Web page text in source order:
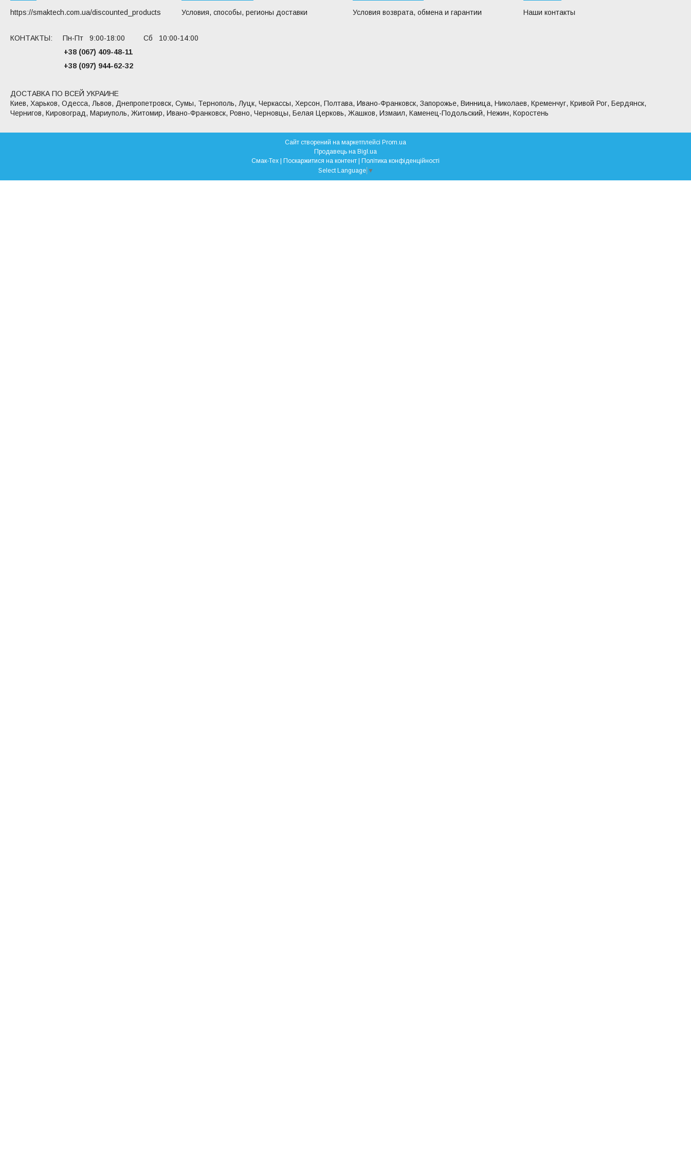
https://smaktech.com.ua/discounted_products Условия, способы, регионы доставки Условия возврата, обмена и гарантии Наши контакты
КОНТАКТЫ: Пн-Пт 9:00-18:00 Сб 10:00-14:00
+38 (067) 409-48-11
+38 (097) 944-62-32
ДОСТАВКА ПО ВСЕЙ УКРАИНЕ
Киев, Харьков, Одесса, Львов, Днепропетровск, Сумы, Тернополь, Луцк, Черкассы, Херсон, Полтава, Ивано-Франковск, Запорожье, Винница, Николаев, Кременчуг, Кривой Рог, Бердянск,
Чернигов, Кировоград, Мариуполь, Житомир, Ивано-Франковск, Ровно, Черновцы, Белая Церковь, Жашков, Измаил, Каменец-Подольский, Нежин, Коростень
Сайт створений на маркетплейсі Prom.ua
Продавець на Bigl.ua
Смак-Тех | Поскаржитися на контент | Політика конфіденційності
Select Language ▼